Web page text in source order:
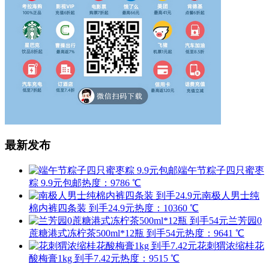
最新发布
端午节粽子四只蜜枣
粽 9.9元包邮热度：9786 ℃
南极人男士纯
棉内裤四条装 到手24.9元热度：10360 ℃
兰芳园0
蔗糖港式冻柠茶500ml*12瓶 到手54元热度：9641 ℃
花刺猬浓缩桂花
酸梅膏1kg 到手7.42元热度：9515 ℃